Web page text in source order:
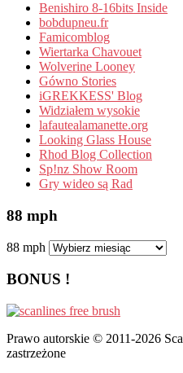
Benishiro 8-16bits Inside
bobdupneu.fr
Famicomblog
Wiertarka Chavouet
Wolverine Looney
Gówno Stories
iGREKKESS' Blog
Widziałem wysokie
lafautealamanette.org
Looking Glass House
Rhod Blog Collection
Sp!nz Show Room
Gry wideo są Rad
88 mph
88 mph
BONUS !
Prawo autorskie © 2011-2026
zastrzeżone